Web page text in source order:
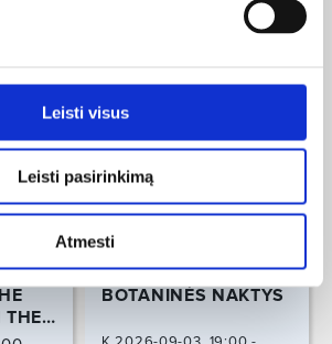
Leisti visus
Leisti pasirinkimą
Atmesti
THE
BOTANINĖS NAKTYS